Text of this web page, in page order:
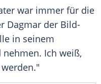
war immer für die
Dagmar der Bild-
in seinem
Ich weiß,